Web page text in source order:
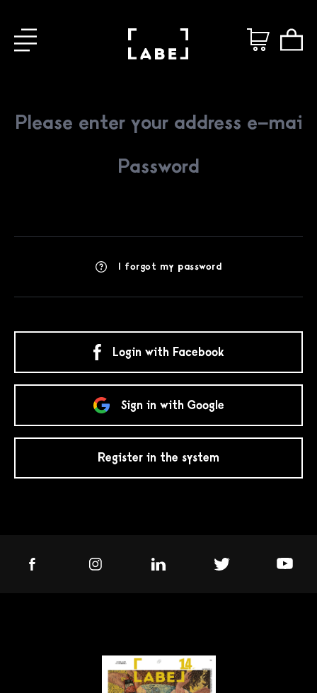
I forgot my password
Login with Facebook
Sign in with Google
Register in the system